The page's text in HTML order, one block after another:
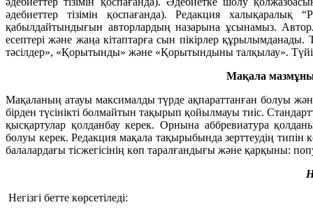
әдебиеттер тізімін қоспағанда). Редакция
қабылдайтындығын авторлардың назарына ұсынамыз.
есептері және жаңа кітаптарға сын пікірлер құрылымданады.
тәсілдер», «Қорытынды» және «Қорытындыны талқылау».
Мақала
Мақаланың атауы максималды түрде ақпараттанған болуы
бірден түсінікті болмайтын тақырып қойылмауы тиіс.
қысқартулар қолданбау керек. Орнына аббревиатура
болуы керек. Редакция мақала тақырыбында зерттеудің
балалардағы тісжегісінің көп таралғандығы және қарқыны:
Негізгі бетте көрсетіледі: